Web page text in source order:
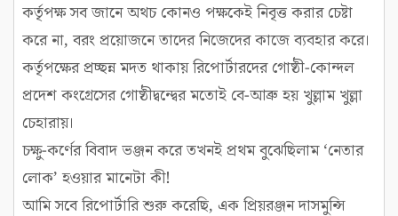
কর্তৃপক্ষ সব জানে অথচ কোনও পক্ষকেই নিবৃত্ত করার চেষ্টা
করে না, বরং প্রয়োজনে তাদের নিজেদের কাজে ব্যবহার করে।
কর্তৃপক্ষের প্রচ্ছন্ন মদত থাকায় রিপোর্টারদের গোষ্ঠী-কোন্দল
প্রদেশ কংগ্রেসের গোষ্ঠীদ্বন্দ্বের মতোই বে-আব্রু হয় খুল্লাম খুল্লা
চেহারায়।
চক্ষু-কর্ণের বিবাদ ভঞ্জন করে তখনই প্রথম বুঝেছিলাম ‘নেতার
লোক’ হওয়ার মানেটা কী!
আমি সবে রিপোর্টারি শুরু করেছি, এক প্রিয়রঞ্জন দাসমুন্সি